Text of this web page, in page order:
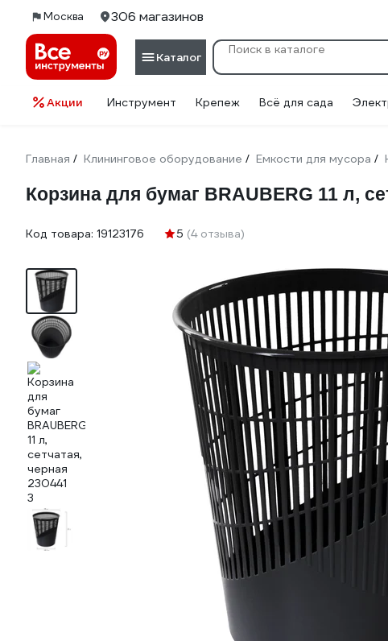
Москва 306 магазинов
Каталог
Акции Инструмент Крепеж Всё для сада
Главная / Клининговое оборудование / Емкости для мусора /
Корзина для бумаг BRAUBERG 11 л,
Код товара: 19123176 5 (4 отзыва)